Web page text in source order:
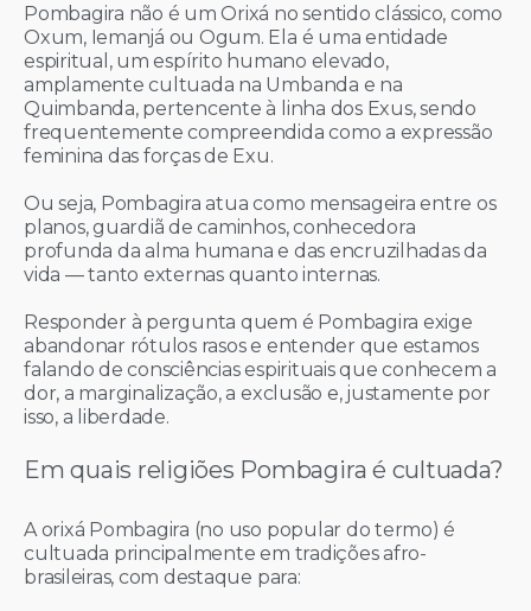
Pombagira não é um Orixá no sentido clássico, como
Oxum, Iemanjá ou Ogum. Ela é uma entidade
espiritual, um espírito humano elevado,
amplamente cultuada na Umbanda e na
Quimbanda, pertencente à linha dos Exus, sendo
frequentemente compreendida como a expressão
feminina das forças de Exu.
Ou seja, Pombagira atua como mensageira entre os
planos, guardiã de caminhos, conhecedora
profunda da alma humana e das encruzilhadas da
vida — tanto externas quanto internas.
Responder à pergunta quem é Pombagira exige
abandonar rótulos rasos e entender que estamos
falando de consciências espirituais que conhecem a
dor, a marginalização, a exclusão e, justamente por
isso, a liberdade.
Em quais religiões Pombagira é cultuada?
A orixá Pombagira (no uso popular do termo) é
cultuada principalmente em tradições afro-
brasileiras, com destaque para: